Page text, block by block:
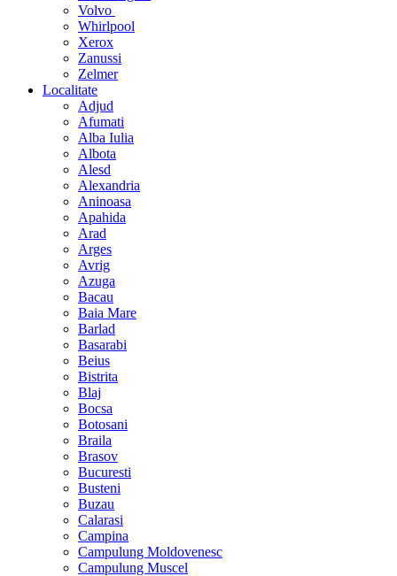
Volvo
Whirlpool
Xerox
Zanussi
Zelmer
Localitate
Adjud
Afumati
Alba Iulia
Albota
Alesd
Alexandria
Aninoasa
Apahida
Arad
Arges
Avrig
Azuga
Bacau
Baia Mare
Barlad
Basarabi
Beius
Bistrita
Blaj
Bocsa
Botosani
Braila
Brasov
Bucuresti
Busteni
Buzau
Calarasi
Campina
Campulung Moldovenesc
Campulung Muscel